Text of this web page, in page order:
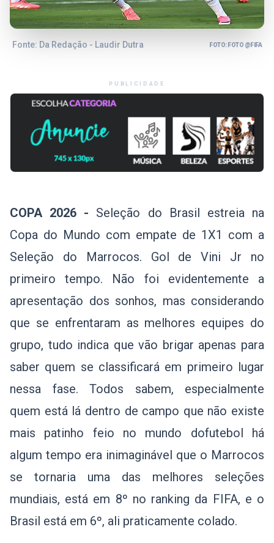
Fonte: Da Redação - Laudir Dutra FOTO: FOTO @FIFA
PUBLICIDADE
COPA 2026 - Seleção do Brasil estreia na
Copa do Mundo com empate de 1X1 com a
Seleção do Marrocos. Gol de Vini Jr no
primeiro tempo. Não foi evidentemente a
apresentação dos sonhos, mas considerando
que se enfrentaram as melhores equipes do
grupo, tudo indica que vão brigar apenas para
saber quem se classificará em primeiro lugar
nessa fase. Todos sabem, especialmente
quem está lá dentro de campo que não existe
mais patinho feio no mundo dofutebol há
algum tempo era inimaginável que o Marrocos
se tornaria uma das melhores seleções
mundiais, está em 8º no ranking da FIFA, e o
Brasil está em 6º, ali praticamente colado.